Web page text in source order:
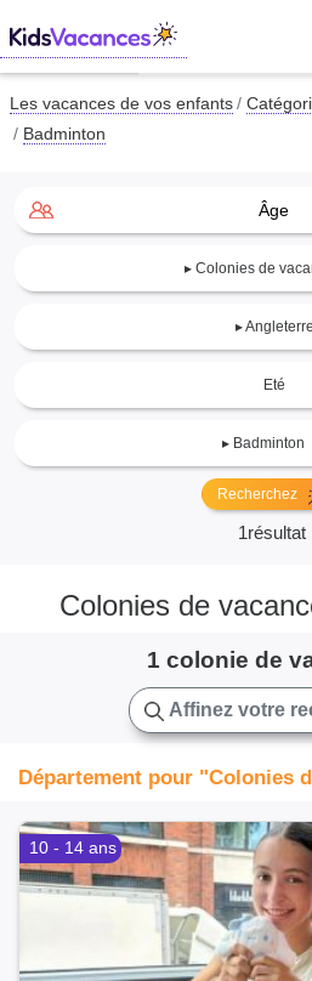
Les vacances de vos enfants
Badminton
Âge
▸ Colonies de
▸ Angleterre
Eté
▸ Badminton
Recherchez
1résultat
Colonies de
1 colonie de
Affinez votre
Département pour "Colonies
10 - 14 ans